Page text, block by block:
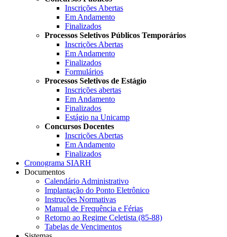
Inscrições Abertas
Em Andamento
Finalizados
Processos Seletivos Públicos Temporários
Inscrições Abertas
Em Andamento
Finalizados
Formulários
Processos Seletivos de Estágio
Inscrições abertas
Em Andamento
Finalizados
Estágio na Unicamp
Concursos Docentes
Inscrições Abertas
Em Andamento
Finalizados
Cronograma SIARH
Documentos
Calendário Administrativo
Implantação do Ponto Eletrônico
Instruções Normativas
Manual de Frequência e Férias
Retorno ao Regime Celetista (85-88)
Tabelas de Vencimentos